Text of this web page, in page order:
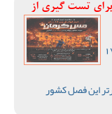
تست گیری از
این فصل کشور